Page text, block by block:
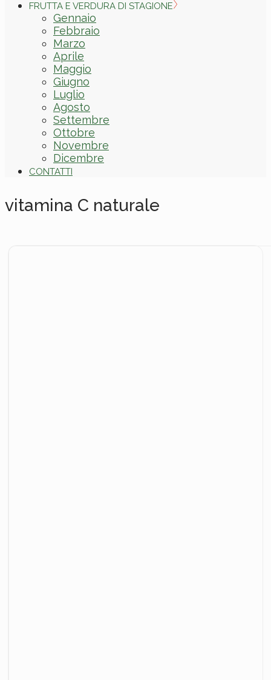
FRUTTA E VERDURA DI STAGIONE
Gennaio
Febbraio
Marzo
Aprile
Maggio
Giugno
Luglio
Agosto
Settembre
Ottobre
Novembre
Dicembre
CONTATTI
vitamina C naturale